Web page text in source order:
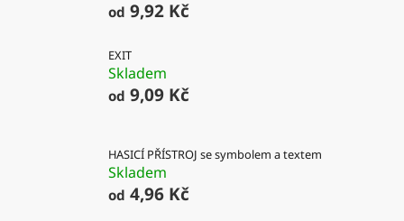
od 9,92 Kč
EXIT
Skladem
od 9,09 Kč
HASICÍ PŘÍSTROJ se symbolem a textem
Skladem
od 4,96 Kč